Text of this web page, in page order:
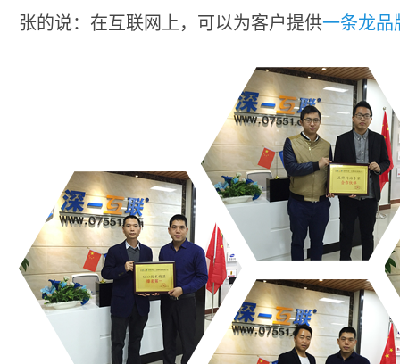
张的说：在互联网上，可以为客户提供一条龙品